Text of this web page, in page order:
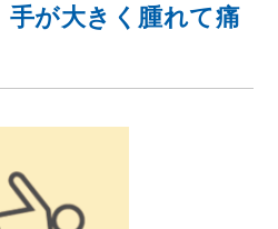
手が大きく腫れて痛